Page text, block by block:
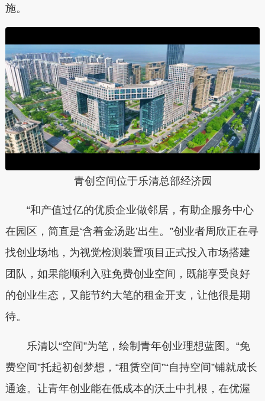
施。
青创空间位于乐清总部经济园
“和产值过亿的优质企业做邻居，有助企服务中心
在园区，简直是‘含着金汤匙’出生。”创业者周欣正在寻
找创业场地，为视觉检测装置项目正式投入市场搭建
团队，如果能顺利入驻免费创业空间，既能享受良好
的创业生态，又能节约大笔的租金开支，让他很是期
待。
乐清以“空间”为笔，绘制青年创业理想蓝图。“免
费空间”托起初创梦想，“租赁空间”“自持空间”铺就成长
通途。让青年创业能在低成本的沃土中扎根，在优渥